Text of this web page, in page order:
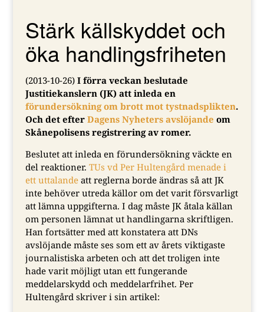
Stärk källskyddet och
öka handlingsfriheten
(2013-10-26)I förra veckan beslutade
Justitiekanslern (JK) att inleda en
förundersökning om brott mot tystnadsplikten.
Och det efter Dagens Nyheters avslöjande om
Skånepolisens registrering av romer.
Beslutet att inleda en förundersökning väckte en
del reaktioner. TUs vd Per Hultengård menade i
ett uttalandeatt reglerna borde ändras så att JK
inte behöver utreda källor om det varit försvarligt
att lämna uppgifterna. I dag måste JK åtala källan
om personen lämnat ut handlingarna skriftligen.
Han fortsätter med att konstatera att DNs
avslöjande måste ses som ett av årets viktigaste
journalistiska arbeten och att det troligen inte
hade varit möjligt utan ett fungerande
meddelarskydd och meddelarfrihet. Per
Hultengård skriver i sin artikel: